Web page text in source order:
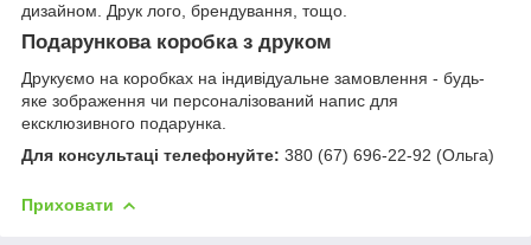
дизайном. Друк лого, брендування, тощо.
Подарункова коробка з друком
Друкуємо на коробках на індивідуальне замовлення - будь-
яке зображення чи персоналізований напис для
ексклюзивного подарунка.
Для консультаці телефонуйте: 380 (67) 696-22-92 (Ольга)
Приховати